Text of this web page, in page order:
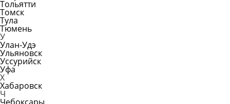
Тольятти
Томск
Тула
Тюмень
У
Улан-Удэ
Ульяновск
Уссурийск
Уфа
Х
Хабаровск
Ч
Чебоксары